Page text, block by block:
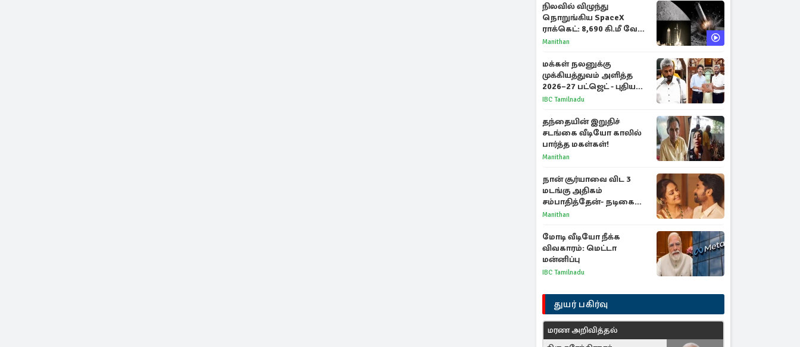
நிலவில் விழுந்து
நொறுங்கிய SpaceX
ராக்கெட்: 8,690 கி.மீ வேக
மோதலால் உருவான புதிய
Manithan
மக்கள் நலனுக்கு
முக்கியத்துவம் அளித்த
2026–27 பட்ஜெட் - புதிய
நலத்திட்டங்கள்
IBC Tamilnadu
தந்தையின் இறுதிச்
சடங்கை வீடியோ காலில்
பார்த்த மகள்கள்!
Manithan
நான் சூர்யாவை விட 3
மடங்கு அதிகம்
சம்பாதித்தேன்- நடிகை
ஜோதிகா
Manithan
மோடி வீடியோ நீக்க
விவகாரம்: மெட்டா
மன்னிப்பு
IBC Tamilnadu
துயர் பகிர்வு
மரண அறிவித்தல்